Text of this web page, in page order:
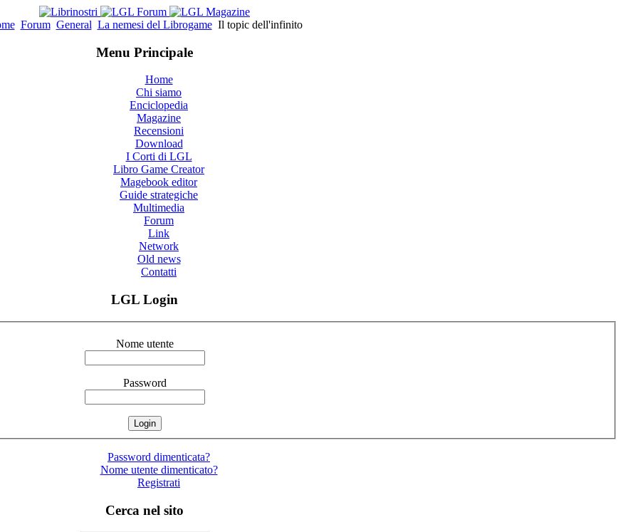
Forum General La nemesi del Librogame Il topic dell'infinito
Menu Principale
Home
Chi siamo
Enciclopedia
Magazine
Recensioni
Download
I Corti di LGL
Libro Game Creator
Magebook editor
Guide strategiche
Multimedia
Forum
Link
Network
Old news
Contatti
LGL Login
Nome utente
Password
Password dimenticata?
Nome utente dimenticato?
Registrati
Cerca nel sito